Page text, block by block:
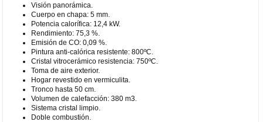
Visión panorámica.
Cuerpo en chapa: 5 mm.
Potencia calorífica: 12,4 kW.
Rendimiento: 75,3 %.
Emisión de CO: 0,09 %.
Pintura anti-calórica resistente: 800ºC.
Cristal vitrocerámico resistencia: 750ºC.
Toma de aire exterior.
Hogar revestido en vermiculita.
Tronco hasta 50 cm.
Volumen de calefacción: 380 m3.
Sistema cristal limpio.
Doble combustión.